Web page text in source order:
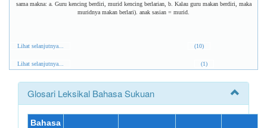
sama makna: a. Guru kencing berdiri, murid kencing berlarian, b. Kalau guru makan berdiri, maka
muridnya makan berlari). anak sasian = murid.
Lihat selanjutnya... (10)
Lihat selanjutnya... (1)
Glosari Leksikal Bahasa Sukuan
Bahasa